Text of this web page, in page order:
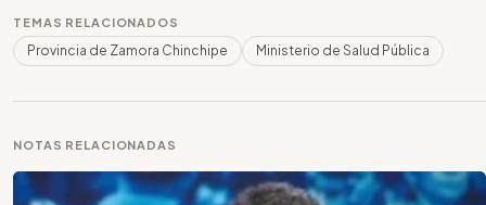
TEMAS RELACIONADOS
Provincia de Zamora Chinchipe Ministerio de Salud Pública
NOTAS RELACIONADAS